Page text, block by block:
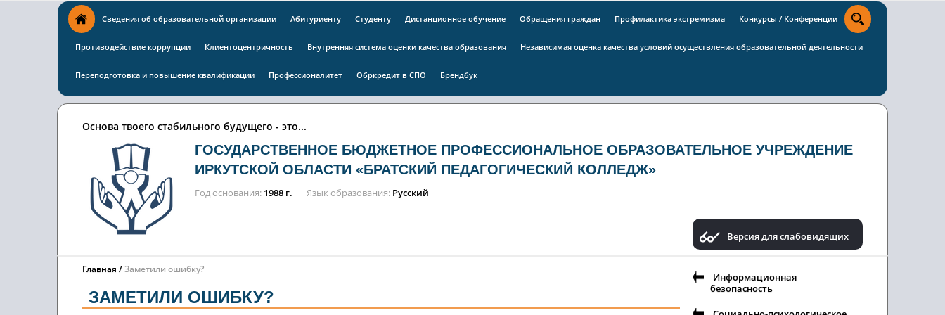
Сведения об образовательной организации Абитуриенту Студенту Дистанционное обучение Обращения граждан Профилактика экстремизма Конкурсы / Конференции
Противодействие коррупции Клиентоцентричность Внутренняя система оценки качества образования Независимая оценка качества условий осуществления образовательной деятельности
Переподготовка и повышение квалификации Профессионалитет Обркредит в СПО Брендбук
Основа твоего стабильного будущего - это...
ГОСУДАРСТВЕННОЕ БЮДЖЕТНОЕ ПРОФЕССИОНАЛЬНОЕ ОБРАЗОВАТЕЛЬНОЕ УЧРЕЖДЕНИЕ
ИРКУТСКОЙ ОБЛАСТИ «БРАТСКИЙ ПЕДАГОГИЧЕСКИЙ КОЛЛЕДЖ»
Год основания 1988 г. Язык образования Русский
Версия для слабовидящих
Главная Заметили ошибку?
ЗАМЕТИЛИ ОШИБКУ?
Информационная
безопасность